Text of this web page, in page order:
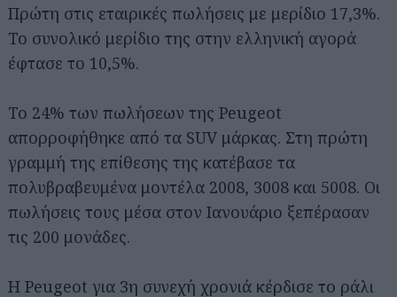
Πρώτη στις εταιρικές πωλήσεις με μερίδιο 17,3%.
Το συνολικό μερίδιο της στην ελληνική αγορά
έφτασε το 10,5%.
Το 24% των πωλήσεων της Peugeot
απορροφήθηκε από τα SUV μάρκας. Στη πρώτη
γραμμή της επίθεσης της κατέβασε τα
πολυβραβευμένα μοντέλα 2008, 3008 και 5008. Οι
πωλήσεις τους μέσα στον Ιανουάριο ξεπέρασαν
τις 200 μονάδες.
Η Peugeot για 3η συνεχή χρονιά κέρδισε το ράλι